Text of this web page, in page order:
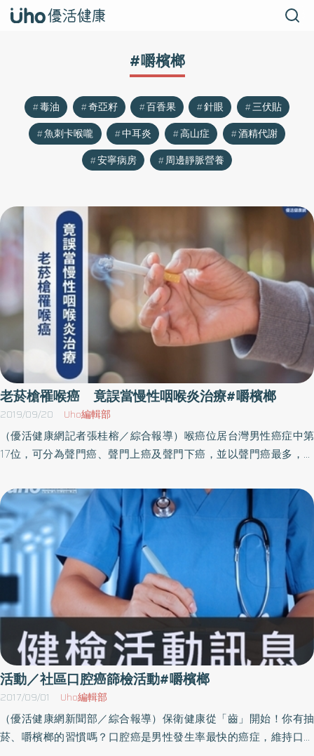
#嚼檳榔
毒油 奇亞籽 百香果 針眼
三伏貼
魚刺卡喉嚨
中耳炎 高山症
酒精代謝
安寧病房
周邊靜脈營養
老菸槍罹喉癌 竟誤當慢性咽喉炎治療#嚼檳榔
2019/09/20 Uho編輯部
（優活健康網記者張桂榕／綜合報導）喉癌位居台灣男性癌症中第
17位，可分為聲門癌、聲門上癌及聲門下癌，並以聲門癌最多，也
喝酒、嚼檳榔習慣的男性，當出現喉嚨卡卡合併頸部腫塊、聲音沙
啞、吞嚥疼痛等症狀，就得當心可能與喉頭病變有關。愛唱歌的78
歲徐伯伯，因長年抽菸，近月來感到喉嚨卡卡，連說話也很有磁
性，就醫檢查以為只是胃酸逆流導致慢性咽喉炎，但後續出現吞嚥
困難、喉嚨疼痛等症狀，改至大醫院詳細檢查，發現竟是「喉癌第
二期」，為保留說話及吞嚥功能，醫療團隊建議接受放射線治療，
目前狀況恢復良好，也決定徹底戒菸。罹喉癌竟誤當慢性咽喉炎治
療亞洲大學附屬醫院耳鼻喉部主治醫師黃純惟表示，徐伯伯數個月
來受喉嚨卡卡所擾，但之前到診所就醫，均以慢性咽喉炎治療，直
到赴醫院透過鼻咽內視鏡檢查後，發現喉部的會厭軟骨處有一個2.5
公分大的腫瘤，經切片檢查證實為喉癌第二期，令徐伯伯震驚不
已。為此徐伯伯接受放射線治療７週，每週5天，每次10到20分
鐘，終順利恢復健康，又能開心出門唱歌。放射線治療可保留喉部
的構造與機能黃純惟強調，喉癌是頭頸癌中預後較好的癌症，其治
療方式包括手術切除、放射線治療和化學治療，可依患者狀況選擇
活動／社區口腔癌篩檢活動#嚼檳榔
2017/09/01 Uho編輯部
（優活健康網新聞部／綜合報導）保衛健康從「齒」開始！你有抽
菸、嚼檳榔的習慣嗎？口腔癌是男性發生率最快的癌症，維持口腔